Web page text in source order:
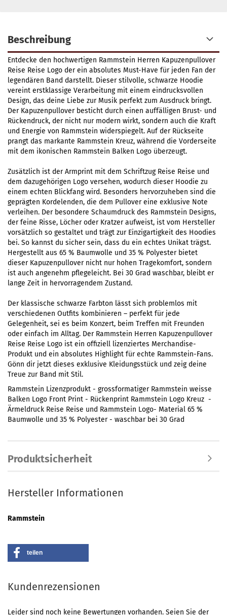
Beschreibung
Entdecke den hochwertigen Rammstein Herren Kapuzenpullover
Reise Reise Logo der ein absolutes Must-Have für jeden Fan der
legendären Band darstellt. Dieser stilvolle, schwarze Hoodie
vereint erstklassige Verarbeitung mit einem eindrucksvollen
Design, das deine Liebe zur Musik perfekt zum Ausdruck bringt.
Der Kapuzenpullover besticht durch einen auffälligen Brust- und
Rückendruck, der nicht nur modern wirkt, sondern auch die Kraft
und Energie von Rammstein widerspiegelt. Auf der Rückseite
prangt das markante Rammstein Kreuz, während die Vorderseite
mit dem ikonischen Rammstein Balken Logo überzeugt.
Zusätzlich ist der Armprint mit dem Schriftzug Reise Reise und
dem dazugehörigen Logo versehen, wodurch dieser Hoodie zu
einem echten Blickfang wird. Besonders hervorzuheben sind die
geprägten Kordelenden, die dem Pullover eine exklusive Note
verleihen. Der besondere Schaumdruck des Rammstein Designs,
der feine Risse, Löcher oder Kratzer aufweist, ist vom Hersteller
vorsätzlich so gestaltet und trägt zur Einzigartigkeit des Hoodies
bei. So kannst du sicher sein, dass du ein echtes Unikat trägst.
Hergestellt aus 65 % Baumwolle und 35 % Polyester bietet
dieser Kapuzenpullover nicht nur hohen Tragekomfort, sondern
ist auch angenehm pflegeleicht. Bei 30 Grad waschbar, bleibt er
lange Zeit in hervorragendem Zustand.
Der klassische schwarze Farbton lässt sich problemlos mit
verschiedenen Outfits kombinieren – perfekt für jede
Gelegenheit, sei es beim Konzert, beim Treffen mit Freunden
oder einfach im Alltag. Der Rammstein Herren Kapuzenpullover
Reise Reise Logo ist ein offiziell lizenziertes Merchandise-
Produkt und ein absolutes Highlight für echte Rammstein-Fans.
Gönn dir jetzt dieses exklusive Kleidungsstück und zeig deine
Treue zur Band mit Stil.
Rammstein Lizenzprodukt - grossformatiger Rammstein weisse
Balken Logo Front Print - Rückenprint Rammstein Logo Kreuz -
Ärmeldruck Reise Reise und Rammstein Logo- Material 65 %
Baumwolle und 35 % Polyester - waschbar bei 30 Grad
Produktsicherheit
Hersteller Informationen
Rammstein
teilen
Kundenrezensionen
Leider sind noch keine Bewertungen vorhanden. Seien Sie der